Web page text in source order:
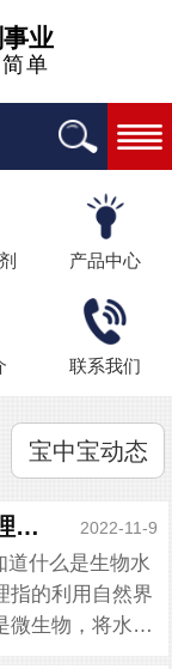
业
单
产品中心
联系我们
宝中宝动态
能让生物水处理消泡剂合理运用 2022-11-9
什么是生物水
指的利用自然界
微生物，将水体